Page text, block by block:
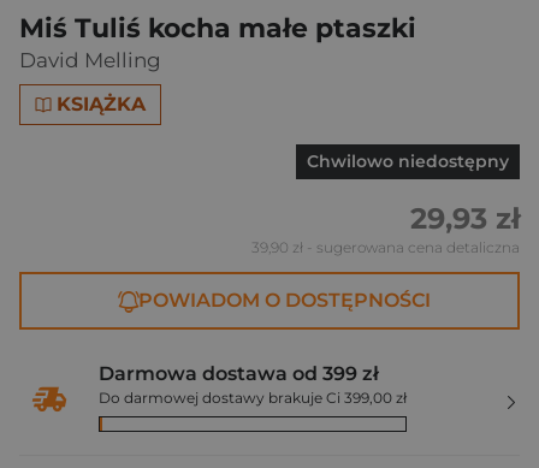
Miś Tuliś kocha małe ptaszki
David Melling
KSIĄŻKA
Chwilowo niedostępny
29,93 zł
39,90 zł - sugerowana cena detaliczna
POWIADOM O DOSTĘPNOŚCI
Darmowa dostawa od 399 zł
Do darmowej dostawy brakuje Ci 399,00 zł